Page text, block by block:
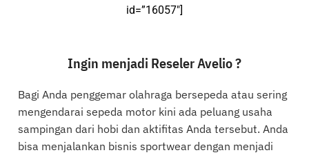
id=”16057″]
Ingin menjadi Reseler Avelio ?
Bagi Anda penggemar olahraga bersepeda atau sering
mengendarai sepeda motor kini ada peluang usaha
sampingan dari hobi dan aktifitas Anda tersebut. Anda
bisa menjalankan bisnis sportwear dengan menjadi